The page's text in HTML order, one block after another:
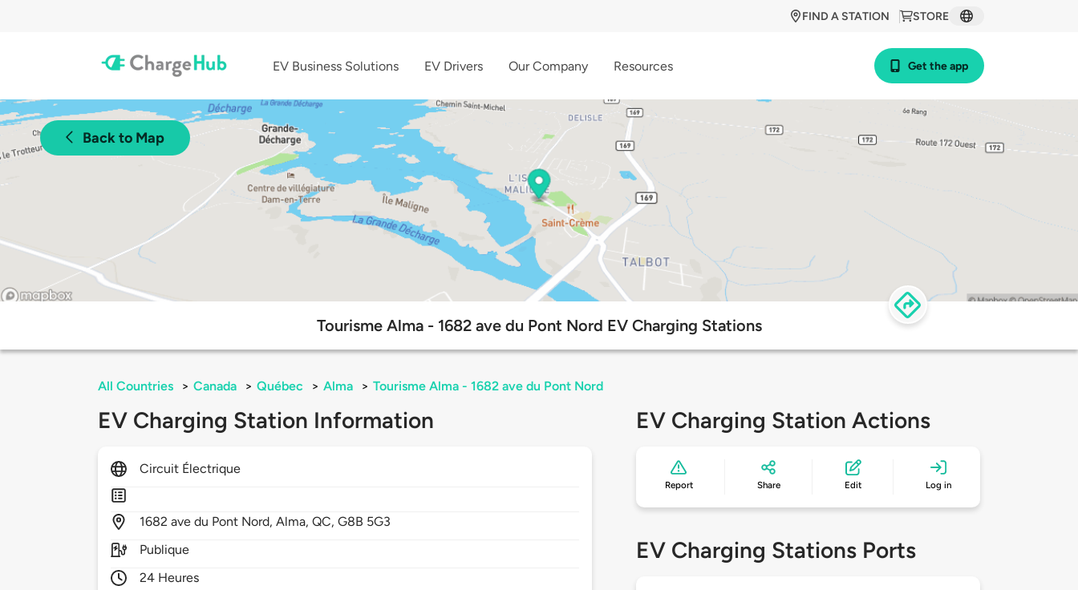
STORE
FIND A STATION
EV Business Solutions EV Drivers Our Company Resources Get the app
Back to Map
Tourisme Alma - 1682 ave du Pont Nord EV Charging Stations
All Countries > Canada > Québec > Alma > Tourisme Alma - 1682 ave du Pont Nord
EV Charging Station Information
Circuit Électrique
1682ave du Pont Nord,Alma,QC,G8B 5G3
Publique
24 Heures
EV Charging Station Actions
Report Share Edit Log in
EV Charging Stations Ports